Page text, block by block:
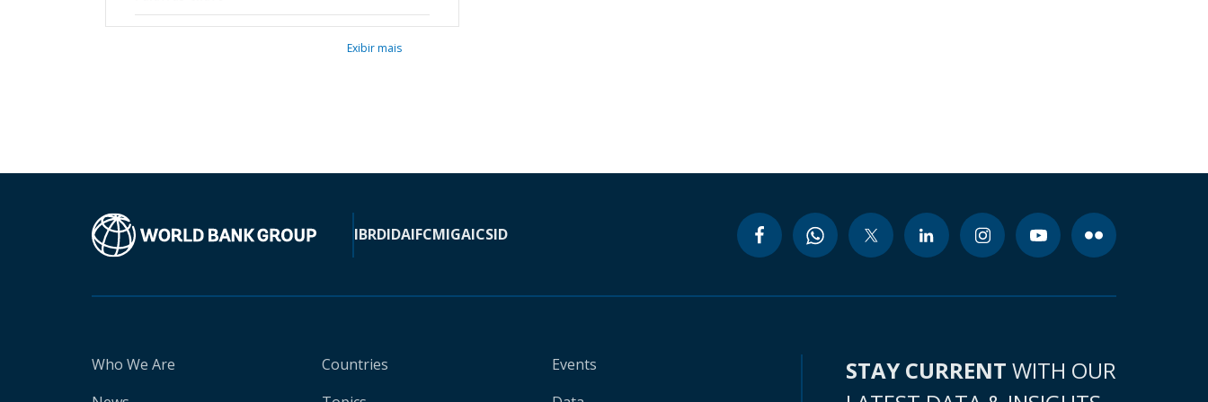
Exibir mais
IBRDIDAIFCMIGAICSID
Who We Are
Countries
Events
STAY CURRENT WITH OUR